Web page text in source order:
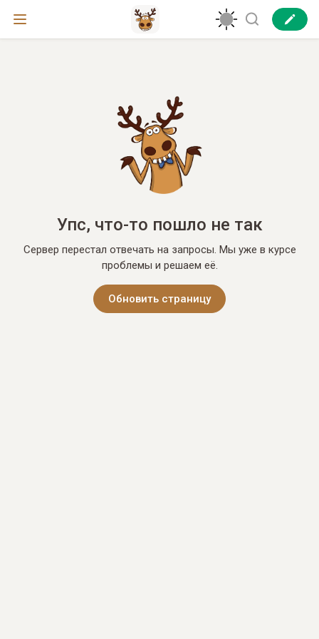
Упс, что-то пошло не так
Сервер перестал отвечать на запросы. Мы уже в курсе
проблемы и решаем её.
Обновить страницу